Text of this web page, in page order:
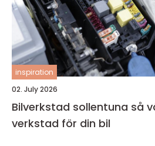
inspiration
02. July 2026
Bilverkstad sollentuna så väljer du rätt
verkstad för din bil